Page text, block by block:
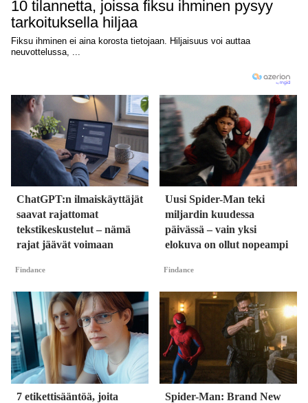
ChatGPT:n ilmaiskäyttäjät
saavat rajattomat
tekstikeskustelut – nämä
rajat jäävät voimaan
Findance
Uusi Spider-Man teki
miljardin kuudessa
päivässä – vain yksi
elokuva on ollut nopeampi
Findance
7 etikettisääntöä, joita
Spider-Man: Brand New